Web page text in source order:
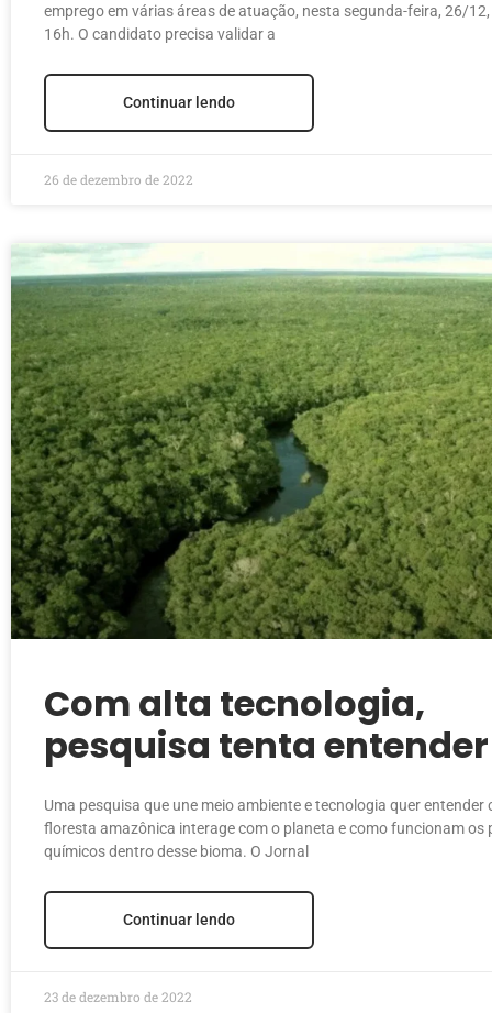
emprego em várias áreas de atuação, nesta segunda-feira, 26/
16h. O candidato precisa validar a
Continuar lendo
26 de dezembro de 2022
Com alta tecnologia,
pesquisa tenta
‘segredos’ da Amazônia
Uma pesquisa que une meio ambiente e tecnologia quer entender
floresta amazônica interage com o planeta e como funcionam os
químicos dentro desse bioma. O Jornal
Continuar lendo
23 de dezembro de 2022